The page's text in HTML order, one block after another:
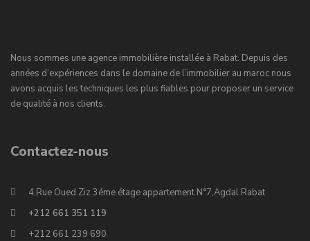
Nous sommes une agence immobilière installée à Rabat. Depuis des
années d’expériences dans le domaine de l’immobilier au maroc nous
avons acquis les techniques les plus fiables pour proposer un service
de qualité à nos clients.
Contactez-nous
4,Rue Oued Ziz 3éme étage appartement N°7,Agdal Rabat
+212 661 351 119
+212 661 239 690